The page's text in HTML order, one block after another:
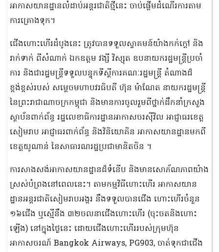
អាកាសយានដ្ឋានលំដាប់អន្តរជាតិថ្មីនេះ ចាប់ផ្តើមដំណើរការតាម
ការគ្រោងទុក។
ជើងហោះហើរដំបូងនេះ ត្រូវបានទទួលស្វាគមន៍យ៉ាងកក់ក្តៅ និង
រាក់ទាក់ ពីសំណាក់ ឯកឧត្តម វង្សី វិស្សុត ឧបនាយករដ្ឋមន្ត្រីប្រចាំ
ការ និងជារដ្ឋមន្ត្រីទទួលបន្ទុកទីស្ដីការគណៈរដ្ឋមន្ត្រី តំណាងដ៏
ខ្ពង់ខ្ពស់របស់ សម្តេចមហាបវរធិបតី ហ៊ុន ម៉ាណែត នាយករដ្ឋមន្ត្រី
នៃព្រះរាជាណាចក្រកម្ពុជា និងមានការចូលរួមពីថ្នាក់ដឹកនាំក្រសួង
ស្ថាប័នពាក់ព័ន្ធ រដ្ឋលេខាធិការដ្ឋានអាកាសចរស៊ីវិល អាជ្ញាធរខេត្ត
សៀមរាប អាជ្ញាធរពាក់ព័ន្ធ និងវិនិយោគិន អាកាសយានដ្ឋានមកពី
ខេត្តយូណាន់ នៃសាធារណរដ្ឋប្រជាមានិតចិន ។
ការសាងសង់អាកាសយានដ្ឋានដ៏ទំនើប និងមានសោភ័ណភាពយ៉ាង
ស្រស់បំព្រងនៅពេលនេះ។ តាមកម្មវិធីហោះហើរ អាកាសយាន
ដ្ឋានអន្តរជាតិសៀមរាបអង្គរ នឹងទទួលបានជើង ហោះហើរចំនួន
១៦ជើង ឬស្មើនឹង ៣២ចលនាជើងហោះហើរ (ចុះចតនិងហោះ
ឡើង) នៅក្នុងថ្ងៃនេះ ដោយជើងហោះហើររបស់ក្រុមហ៊ុន
អាកាសចរណ៍ Bangkok Airways, PG903, ចាត់ទុកជាជើង